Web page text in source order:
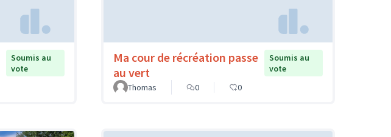
Soumis au
vote
Ma cour de récréation passe
au vert
Soumis au
vote
Thomas
0 0